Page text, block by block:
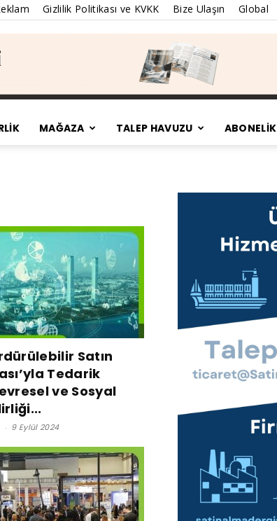
Gizlilik Politikası ve KVKK Bize Ulaşın Global
Dergisi
MAĞAZA TALEP HAVUZU ABONELİK
Satın
Tedarik
ve Sosyal
- 9 Eylül 2024